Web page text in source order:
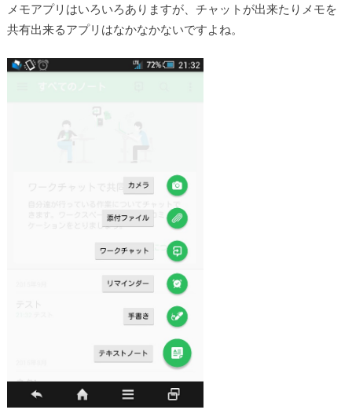
メモアプリはいろいろありますが、チャットが出来たりメモを
共有出来るアプリはなかなかないですよね。